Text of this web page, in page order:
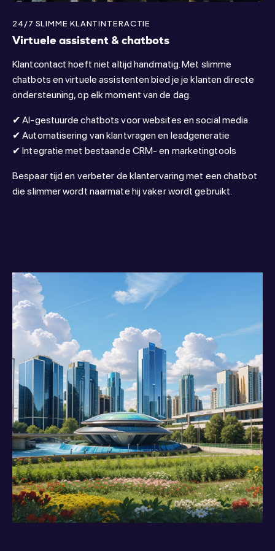
24/7 SLIMME KLANTINTERACTIE
Virtuele assistent & chatbots
Klantcontact hoeft niet altijd handmatig. Met slimme
chatbots en virtuele assistenten bied je je klanten directe
ondersteuning, op elk moment van de dag.
✔ AI-gestuurde chatbots voor websites en social media
✔ Automatisering van klantvragen en leadgeneratie
✔ Integratie met bestaande CRM- en marketingtools
Bespaar tijd en verbeter de klantervaring met een chatbot
die slimmer wordt naarmate hij vaker wordt gebruikt.